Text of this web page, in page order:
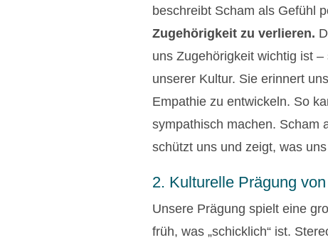
beschreibt Scham als Gefühl
Zugehörigkeit zu verlieren.
uns Zugehörigkeit wichtig ist
unserer Kultur. Sie erinnert
Empathie zu entwickeln. So
sympathisch machen. Scham
schützt uns und zeigt, was
2. Kulturelle Prägung
Unsere Prägung spielt eine
früh, was „schicklich“ ist.